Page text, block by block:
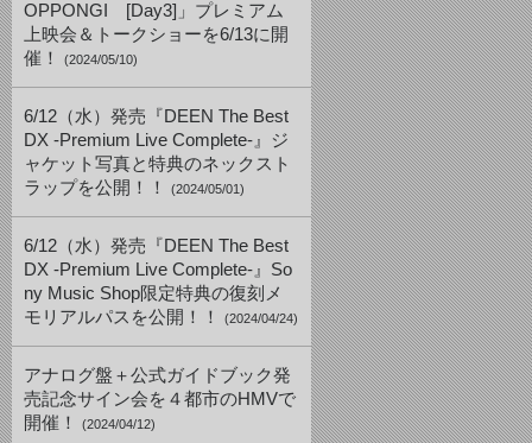
OPPONGI [Day3]」プレミアム
上映会＆トークショーを6/13に開
催！
(2024/05/10)
6/12（水）発売『DEEN The Best
DX -Premium Live Complete-』ジ
ャケット写真と特典のネックスト
ラップを公開！！
(2024/05/01)
6/12（水）発売『DEEN The Best
DX -Premium Live Complete-』So
ny Music Shop限定特典の復刻メ
モリアルパスを公開！！
(2024/04/24)
アナログ盤＋公式ガイドブック発
売記念サイン会を４都市のHMVで
開催！
(2024/04/12)